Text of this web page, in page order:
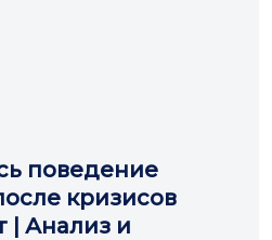
поведение
кризисов
| Анализ и